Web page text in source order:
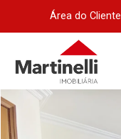
Área do Cliente